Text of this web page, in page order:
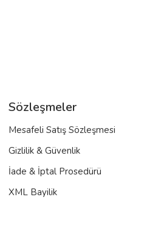
Sözleşmeler
Mesafeli Satış Sözleşmesi
Gizlilik & Güvenlik
İade & İptal Prosedürü
XML Bayilik